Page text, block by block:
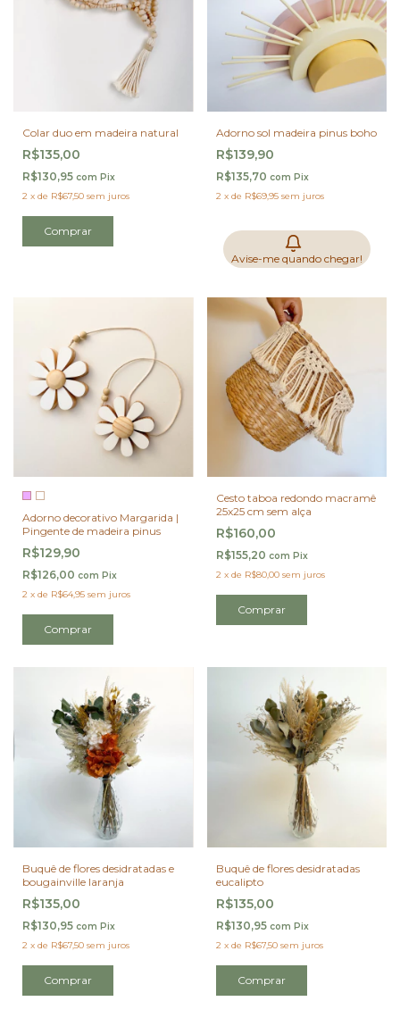
Colar duo em madeira natural
R$135,00
R$130,95 com Pix
2 x de R$67,50 sem juros
Adorno sol madeira pinus boho
R$139,90
R$135,70 com Pix
2 x de R$69,95 sem juros
Avise-me quando chegar!
Adorno decorativo Margarida |
Pingente de madeira pinus
R$129,90
R$126,00 com Pix
2 x de R$64,95 sem juros
Comprar
Cesto taboa redondo macramê
25x25 cm sem alça
R$160,00
R$155,20 com Pix
2 x de R$80,00 sem juros
Buquê de flores desidratadas e
bougainville laranja
R$135,00
R$130,95 com Pix
2 x de R$67,50 sem juros
Buquê de flores desidratadas
eucalipto
R$135,00
R$130,95 com Pix
2 x de R$67,50 sem juros